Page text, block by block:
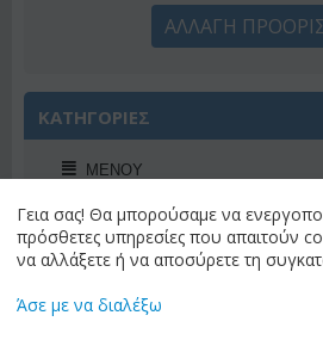
ΑΛΛΑΓΗ
ΚΑΤΗΓΟΡΙΕΣ
ΜΕΝΟΎ
ΠΡΟΣΦΟΡΕΣ ΕΒΔΟΜΑΔΟΣ
Γεια σας! Θα μπορούσαμε να
πρόσθετες υπηρεσίες που απαιτούν
να αλλάξετε ή να αποσύρετε τη
Άσε με να διαλέξω